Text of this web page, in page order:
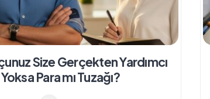
Size Gerçekten Yardımcı
Para mı Tuzağı?